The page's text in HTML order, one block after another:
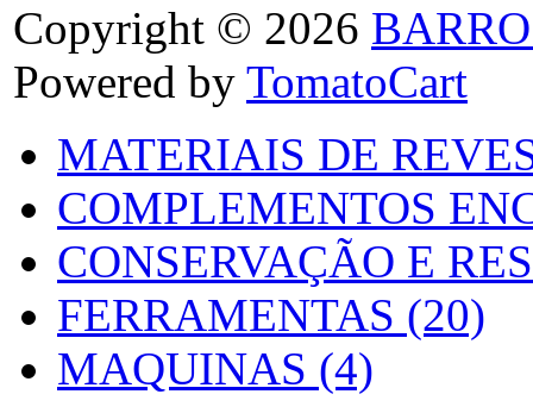
Copyright © 2026
Powered by TomatoCart
MATERIAIS DE
COMPLEMENTOS
CONSERVAÇÃO E
FERRAMENTAS (20)
MAQUINAS (4)